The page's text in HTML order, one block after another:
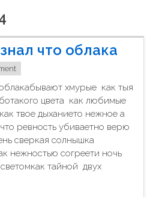
что облака
хмурые как тыя
цвета как любимые
твое дыханието нежное а
ревность убиваетно верю
сверкая солнышка
нежностью согреети ночь
тайной двух